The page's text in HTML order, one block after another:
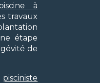
à
travaux
étape
de
pisciniste